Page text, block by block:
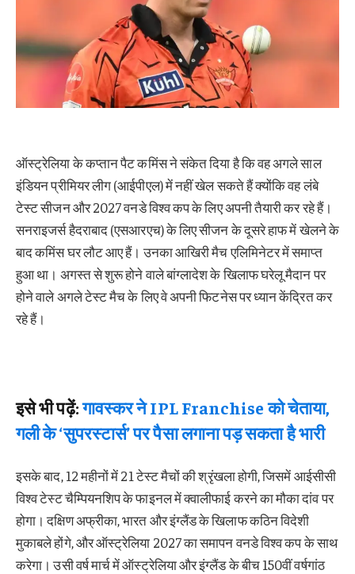
ऑस्ट्रेलिया के कप्तान पैट कमिंस ने संकेत दिया है कि वह अगले साल
इंडियन प्रीमियर लीग (आईपीएल) में नहीं खेल सकते हैं क्योंकि वह लंबे
टेस्ट सीजन और 2027 वनडे विश्व कप के लिए अपनी तैयारी कर रहे हैं।
सनराइजर्स हैदराबाद (एसआरएच) के लिए सीजन के दूसरे हाफ में खेलने के
बाद कमिंस घर लौट आए हैं। उनका आखिरी मैच एलिमिनेटर में समाप्त
हुआ था। अगस्त से शुरू होने वाले बांग्लादेश के खिलाफ घरेलू मैदान पर
होने वाले अगले टेस्ट मैच के लिए वे अपनी फिटनेस पर ध्यान केंद्रित कर
रहे हैं।
इसे भी पढ़ें:गावस्कर ने IPL Franchise को चेताया,
गली के ‘सुपरस्टार्स’ पर पैसा लगाना पड़ सकता है भारी
इसके बाद, 12 महीनों में 21 टेस्ट मैचों की श्रृंखला होगी, जिसमें आईसीसी
विश्व टेस्ट चैम्पियनशिप के फाइनल में क्वालीफाई करने का मौका दांव पर
होगा। दक्षिण अफ्रीका, भारत और इंग्लैंड के खिलाफ कठिन विदेशी
मुकाबले होंगे, और ऑस्ट्रेलिया 2027 का समापन वनडे विश्व कप के साथ
करेगा। उसी वर्ष मार्च में ऑस्ट्रेलिया और इंग्लैंड के बीच 150वीं वर्षगांठ